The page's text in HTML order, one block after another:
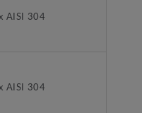
AISI 304
AISI 304